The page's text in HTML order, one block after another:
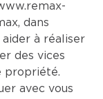
, dans
aider à réaliser
des vices
propriété.
avec vous